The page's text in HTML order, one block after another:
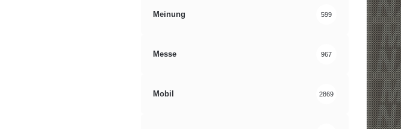
Meinung 599
Messe 967
Mobil 2869